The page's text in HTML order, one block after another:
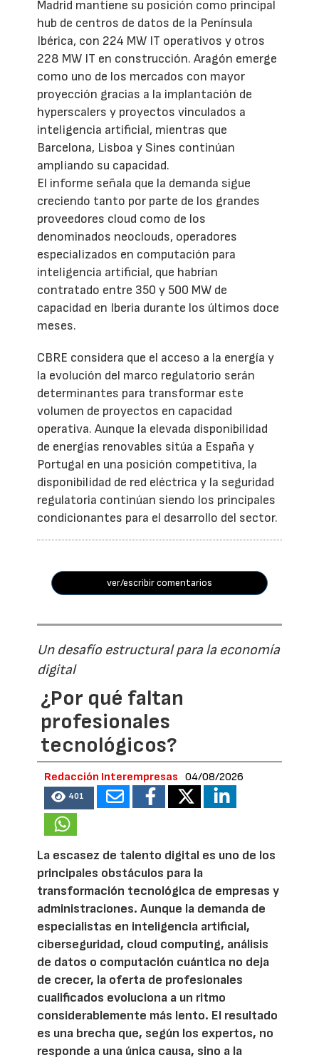
Madrid mantiene su posición como principal
hub de centros de datos de la Península
Ibérica, con 224 MW IT operativos y otros
228 MW IT en construcción. Aragón emerge
como uno de los mercados con mayor
proyección gracias a la implantación de
hyperscalers y proyectos vinculados a
inteligencia artificial, mientras que
Barcelona, Lisboa y Sines continúan
ampliando su capacidad.
El informe señala que la demanda sigue
creciendo tanto por parte de los grandes
proveedores cloud como de los
denominados neoclouds, operadores
especializados en computación para
inteligencia artificial, que habrían
contratado entre 350 y 500 MW de
capacidad en Iberia durante los últimos doce
meses.
CBRE considera que el acceso a la energía y
la evolución del marco regulatorio serán
determinantes para transformar este
volumen de proyectos en capacidad
operativa. Aunque la elevada disponibilidad
de energías renovables sitúa a España y
Portugal en una posición competitiva, la
disponibilidad de red eléctrica y la seguridad
regulatoria continúan siendo los principales
condicionantes para el desarrollo del sector.
ver/escribir comentarios
Un desafío estructural para la economía
digital
¿Por qué faltan
profesionales
tecnológicos?
Redacción Interempresas 04/08/2026
401
La escasez de talento digital es uno de los
principales obstáculos para la
transformación tecnológica de empresas y
administraciones. Aunque la demanda de
especialistas en inteligencia artificial,
ciberseguridad, cloud computing, análisis
de datos o computación cuántica no deja
de crecer, la oferta de profesionales
cualificados evoluciona a un ritmo
considerablemente más lento. El resultado
es una brecha que, según los expertos, no
responde a una única causa, sino a la